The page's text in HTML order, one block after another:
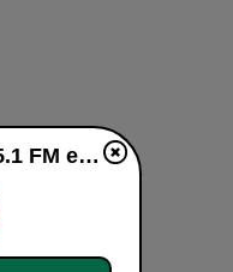
La Rancherita 105.1 FM en ligne